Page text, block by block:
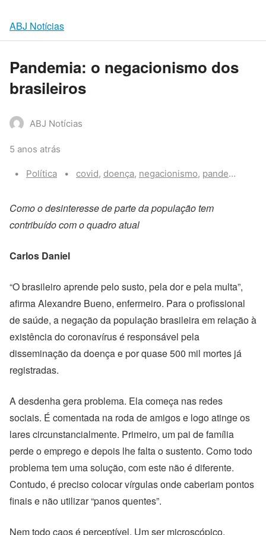
ABJ Notícias
Pandemia: o negacionismo dos
brasileiros
ABJ Notícias
5 anos atrás
Categories:
Política Tags:
covid, doença, negacionismo, pandemia
Como o desinteresse de parte da população tem
contribuído com o quadro atual
Carlos Daniel
“O brasileiro aprende pelo susto, pela dor e pela multa”,
afirma Alexandre Bueno, enfermeiro. Para o profissional
de saúde, a negação da população brasileira em relação à
existência do coronavírus é responsável pela
disseminação da doença e por quase 500 mil mortes já
registradas.
A desdenha gera problema. Ela começa nas redes
sociais. É comentada na roda de amigos e logo atinge os
lares circunstancialmente. Primeiro, um pai de família
perde o emprego e depois lhe falta o sustento. Como todo
problema tem uma solução, com este não é diferente.
Contudo, é preciso colocar vírgulas onde caberiam pontos
finais e não utilizar “panos quentes”.
Nem todo caos é perceptível. Um ser microscópico,